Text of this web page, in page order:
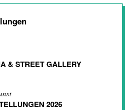
& STREET GALLERY
2026